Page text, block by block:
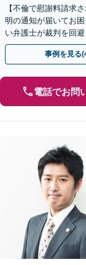
【不倫で慰謝料請求
明の通知が届いてお
い弁護士が裁判を回
相談可(予約制)】【全
事例を見る
電話でお問